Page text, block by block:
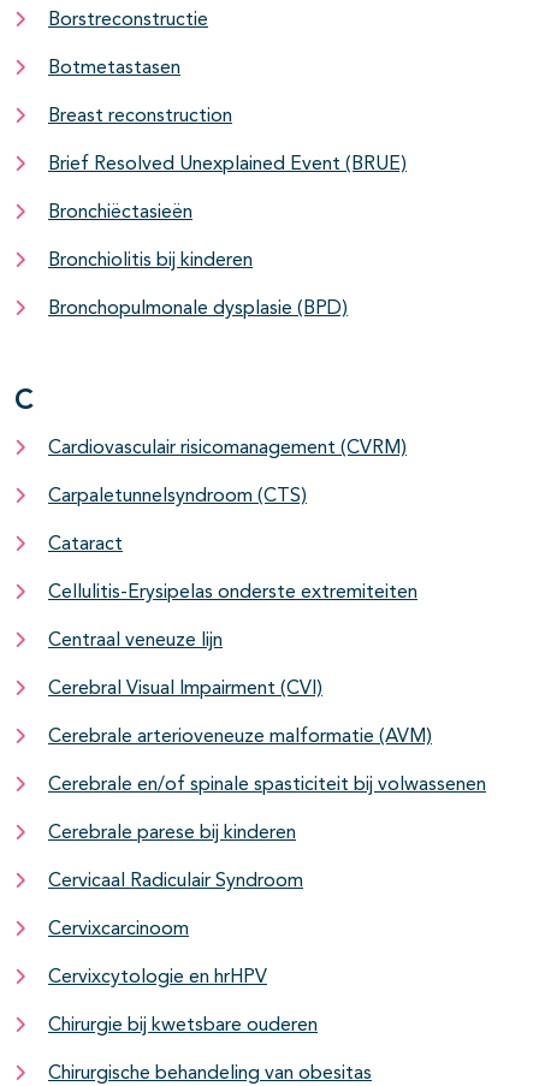
Borstreconstructie
Botmetastasen
Breast reconstruction
Brief Resolved Unexplained Event (BRUE)
Bronchiëctasieën
Bronchiolitis bij kinderen
Bronchopulmonale dysplasie (BPD)
C
Cardiovasculair risicomanagement (CVRM)
Carpaletunnelsyndroom (CTS)
Cataract
Cellulitis-Erysipelas onderste extremiteiten
Centraal veneuze lijn
Cerebral Visual Impairment (CVI)
Cerebrale arterioveneuze malformatie (AVM)
Cerebrale en/of spinale spasticiteit bij volwassenen
Cerebrale parese bij kinderen
Cervicaal Radiculair Syndroom
Cervixcarcinoom
Cervixcytologie en hrHPV
Chirurgie bij kwetsbare ouderen
Chirurgische behandeling van obesitas